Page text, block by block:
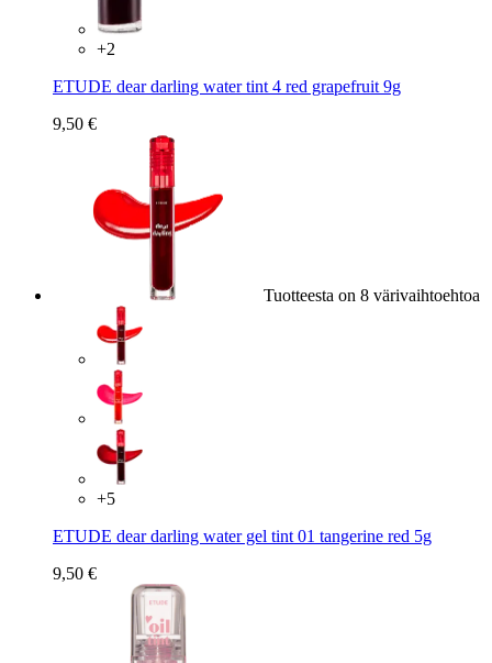
+2
ETUDE dear darling water tint 4 red grapefruit 9g
9,50 €
Tuotteesta on 8 värivaihtoehtoa
+5
ETUDE dear darling water gel tint 01 tangerine red 5g
9,50 €